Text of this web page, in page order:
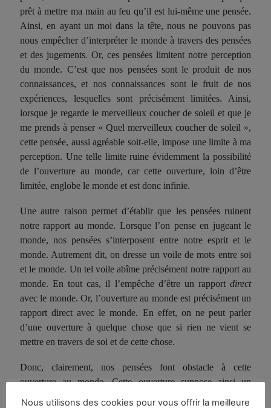
prêt à mettre ma main au feu qu’il est lui-même une pensée.
Ainsi, en ayant un moi dans la tête, nous ne pouvons pas
nous empêcher d’interpréter le monde à travers des pensées
et des jugements. Or, ces pensées limitent notre perception
du monde. C’est que nos pensées sont le produit de nos
connaissances, et nos connaissances sont le fruit de nos
expériences, lesquelles sont précisément limitées. Ainsi,
lorsque je regarde le merveilleux coucher de soleil et que je
me prends à penser « Quel merveilleux coucher de soleil »,
cette pensée, aussi agréable soit-elle, impose une limite à ma
perception. Une telle limite ruine évidemment la possibilité
de l’ouverture au monde, car cette ouverture, loin d’être
limitée, englobe le monde et est donc infinie.
Une autre raison permet d’établir que les pensées ruinent
notre rapport au monde. Lorsque l’on pense en jugeant le
monde, nos pensées s’interposent entre notre esprit et le
monde. Autrement dit, on dresse un voile de mots entre soi
et le monde. Un tel voile abîme précisément notre rapport au
monde. En tout cas, il l’empêche d’être un rapport direct
avec le monde. Or, l’ouverture au monde est précisément un
rapport direct avec le monde. En effet, on ne peut parler
d’une ouverture à quelque chose que si rien ne vient se
mettre en travers de soi et de cette chose.
Donc, clairement, nos pensées font obstacle à cette
ouverture au monde. Cette ouverture suppose ainsi un
Nous utilisons des cookies pour vous offrir la meilleure